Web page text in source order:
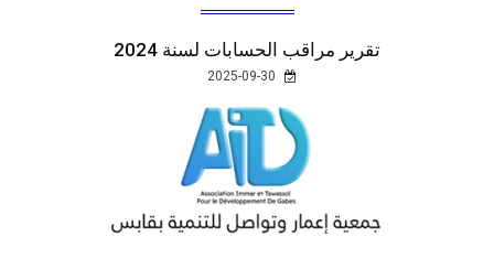
تقرير مراقب الحسابات لسنة 2024